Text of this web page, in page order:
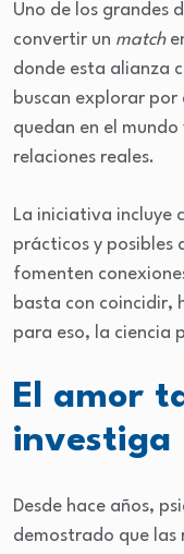
Uno de los grandes
convertir un match
donde esta alianza
buscan explorar por
quedan en el
relaciones reales.
La iniciativa incluye
prácticos y posibles
fomenten
basta con coincidir,
para eso, la ciencia
El amor
investiga
Desde hace años,
demostrado que las